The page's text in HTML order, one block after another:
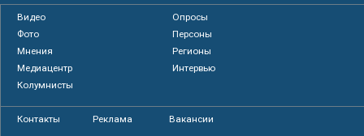
Видео
Опросы
Фото
Персоны
Мнения
Регионы
Медиацентр
Интервью
Колумнисты
Контакты Реклама Вакансии